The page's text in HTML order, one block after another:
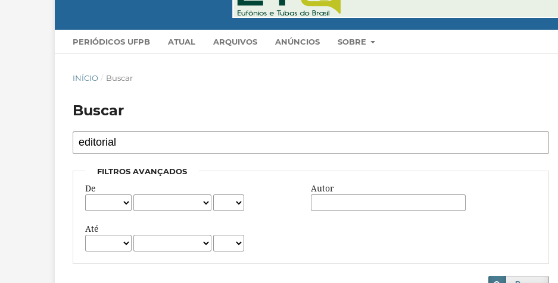
PERIÓDICOS UFPB ATUAL ARQUIVOS ANÚNCIOS SOBRE
INÍCIO / Buscar
Buscar
FILTROS AVANÇADOS
De
Até
Autor